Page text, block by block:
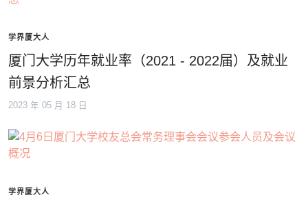
学界厦大人
厦门大学历年就业率（2021 - 2022届）及就业
前景分析汇总
2023 年 05 月 18 日
学界厦大人